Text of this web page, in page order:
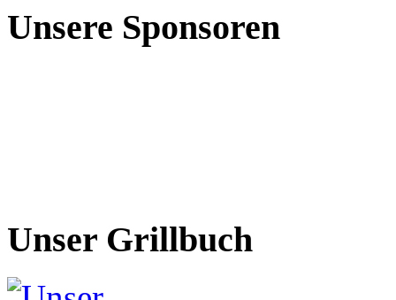
Unsere Sponsoren
Unser Grillbuch